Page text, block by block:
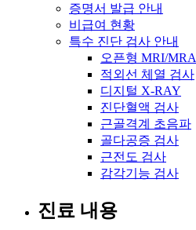
증명서 발급 안내
비급여 현황
특수 진단 검사 안내
오픈형 MRI/MRA
적외선 체열 검사
디지털 X-RAY
진단혈액 검사
근골격계 초음파
골다공증 검사
근전도 검사
감각기능 검사
진료 내용